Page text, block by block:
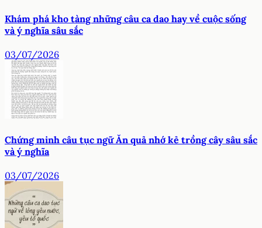
Khám phá kho tàng những câu ca dao hay về cuộc sống
và ý nghĩa sâu sắc
03/07/2026
Chứng minh câu tục ngữ Ăn quả nhớ kẻ trồng cây sâu sắc
và ý nghĩa
03/07/2026